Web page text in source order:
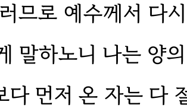
므로 예수께서 다
말하노니 나는 양
다 먼저 온 자는 다